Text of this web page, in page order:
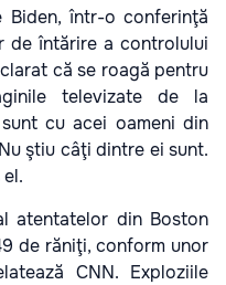
Biden, într-o conferinţă
de întărire a controlului
că se roagă pentru
televizate de la
cu acei oameni din
ştiu câţi dintre ei sunt.
atentatelor din Boston
de răniţi, conform unor
CNN. Exploziile